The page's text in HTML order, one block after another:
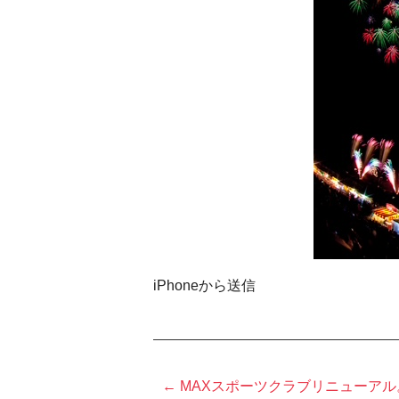
iPhoneから送信
← MAXスポーツクラブリニューアル